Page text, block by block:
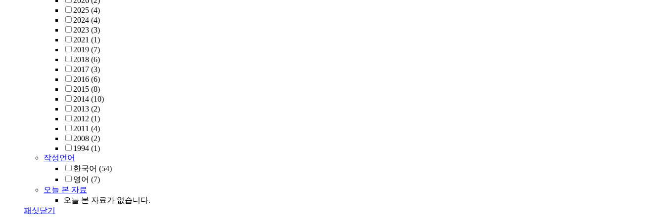
2025 (4)
2024 (4)
2023 (3)
2021 (1)
2019 (7)
2018 (6)
2017 (3)
2016 (6)
2015 (8)
2014 (10)
2013 (2)
2012 (1)
2011 (4)
2008 (2)
1994 (1)
작성언어
한국어 (54)
영어 (7)
오늘 본 자료
오늘 본 자료가 없습니다.
패싯닫기